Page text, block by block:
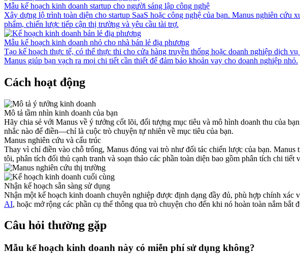
Mẫu kế hoạch kinh doanh startup cho người sáng lập công nghệ
Xây dựng lộ trình toàn diện cho startup SaaS hoặc công nghệ của bạn. Manus nghiên
phẩm, chiến lược tiếp cận thị trường và yêu cầu tài trợ.
Mẫu kế hoạch kinh doanh nhỏ cho nhà bán lẻ địa phương
Tạo kế hoạch thực tế, có thể thực thi cho cửa hàng truyền thống hoặc doanh nghiệp dịch
Manus giúp bạn vạch ra mọi chi tiết cần thiết để đảm bảo khoản vay cho doanh nghiệp nhỏ.
Cách hoạt động
Mô tả tầm nhìn kinh doanh của bạn
Hãy chia sẻ với Manus về ý tưởng cốt lõi, đối tượng mục tiêu và mô hình doanh thu của
nhắc nào để điền—chỉ là cuộc trò chuyện tự nhiên về mục tiêu của bạn.
Manus nghiên cứu và cấu trúc
Thay vì chỉ điền vào chỗ trống, Manus đóng vai trò như đối tác chiến lược của bạn.
tôi, phân tích đối thủ cạnh tranh và soạn thảo các phần toàn diện bao gồm phân tích chi tiết
Nhận kế hoạch sẵn sàng sử dụng
Nhận một kế hoạch kinh doanh chuyên nghiệp được định dạng đầy đủ, phù hợp chính
AI, hoặc mở rộng các phần cụ thể thông qua trò chuyện cho đến khi nó hoàn toàn nắm bắt
Câu hỏi thường gặp
Mẫu kế hoạch kinh doanh này có miễn phí sử dụng không?